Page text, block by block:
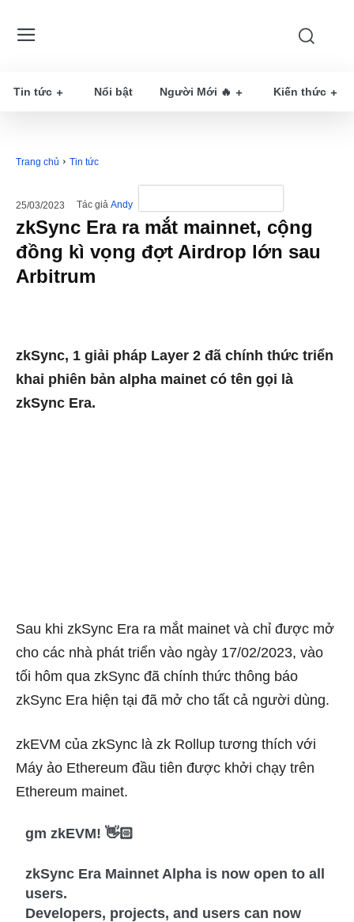
Tin tức Nổi bật Người Mới 🔥 Kiến thức
Trang chủ Tin tức
25/03/2023 Tác giả Andy
zkSync Era ra mắt mainnet, cộng
đồng kì vọng đợt Airdrop lớn sau
Arbitrum
zkSync, 1 giải pháp Layer 2 đã chính thức triển
khai phiên bản alpha mainet có tên gọi là
zkSync Era.
Sau khi zkSync Era ra mắt mainet và chỉ được mở
cho các nhà phát triển vào ngày 17/02/2023, vào
tối hôm qua zkSync đã chính thức thông báo
zkSync Era hiện tại đã mở cho tất cả người dùng.
zkEVM của zkSync là zk Rollup tương thích với
Máy ảo Ethereum đầu tiên được khởi chạy trên
Ethereum mainet.
gm zkEVM! 👋🏻
zkSync Era Mainnet Alpha is now open to all
users.
Developers, projects, and users can now